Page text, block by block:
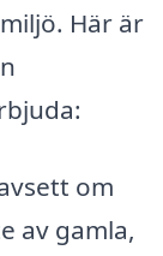
Här är
om
av gamla,